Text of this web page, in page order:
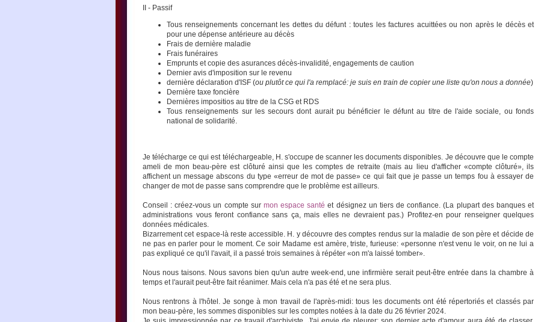
II - Passif
Tous renseignements concernant les dettes du défunt : toutes les factures acuittées ou non après le décès et
pour une dépense antérieure au décès
Frais de dernière maladie
Frais funéraires
Emprunts et copie des asurances décès-invalidité, engagements de caution
Dernier avis d'imposition sur le revenu
dernière déclaration d'ISF (ou plutôt ce qui l'a remplacé: je suis en train de copier une liste qu'on nous a donnée)
Dernière taxe foncière
Dernières impositios au titre de la CSG et RDS
Tous renseignements sur les secours dont aurait pu bénéficier le défunt au titre de l'aide sociale, ou fonds
national de solidarité.
Je télécharge ce qui est téléchargeable, H. s'occupe de scanner les documents disponibles. Je découvre que le compte
ameli de mon beau-père est clôturé ainsi que les comptes de retraite (mais au lieu d'afficher «compte clôturé», ils
affichent un message abscons du type «erreur de mot de passe» ce qui fait que je passe un temps fou à essayer de
changer de mot de passe sans comprendre que le problème est ailleurs.
Conseil : créez-vous un compte sur mon espace santé et désignez un tiers de confiance. (La plupart des banques et
administrations vous feront confiance sans ça, mais elles ne devraient pas.) Profitez-en pour renseigner quelques
données médicales.
Bizarrement cet espace-là reste accessible. H. y découvre des comptes rendus sur la maladie de son père et décide de
ne pas en parler pour le moment. Ce soir Madame est amère, triste, furieuse: «personne n'est venu le voir, on ne lui a
pas expliqué ce qu'il l'avait, il a passé trois semaines à répéter «on m'a laissé tomber».
Nous nous taisons. Nous savons bien qu'un autre week-end, une infirmière serait peut-être entrée dans la chambre à
temps et l'aurait peut-être fait réanimer. Mais cela n'a pas été et ne sera plus.
Nous rentrons à l'hôtel. Je songe à mon travail de l'après-midi: tous les documents ont été répertoriés et classés par
mon beau-père, les sommes disponibles sur les comptes notées à la date du 26 février 2024.